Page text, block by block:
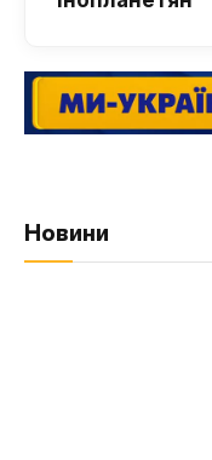
Новини